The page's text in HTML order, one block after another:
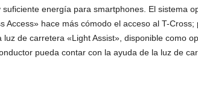
energía para smartphones. El sistema
Access» hace más cómodo el acceso al T-Cross;
de carretera «Light Assist», disponible como
pueda contar con la ayuda de la luz de